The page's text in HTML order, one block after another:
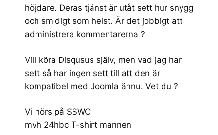
höjdare. Deras tjänst är utåt sett hur snygg
och smidigt som helst. Är det jobbigt att
administrera kommentarerna ?
Vill köra Disqusus själv, men vad jag har
sett så har ingen sett till att den är
kompatibel med Joomla ännu. Vet du ?
Vi hörs på SSWC
mvh 24hbc T-shirt mannen